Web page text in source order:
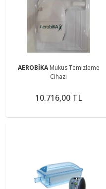
AEROBİKAMukus Temizleme
Cihazı
10.716,00 TL